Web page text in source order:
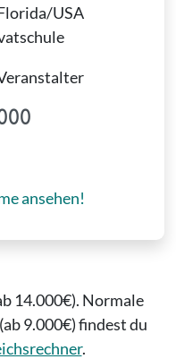
USA
ansehen!
14.000€). Normale
9.000€) findest du
.